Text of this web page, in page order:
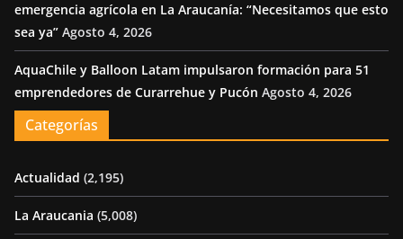
emergencia agrícola en La Araucanía: “Necesitamos que esto
sea ya” Agosto 4, 2026
AquaChile y Balloon Latam impulsaron formación para 51
emprendedores de Curarrehue y Pucón Agosto 4, 2026
Categorías
Actualidad (2,195)
La Araucania (5,008)